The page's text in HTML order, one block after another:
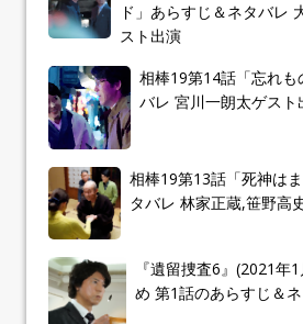
ド」あらすじ＆ネタバレ
スト出演
相棒19第14話「忘れも
バレ 宮川一朗太ゲスト
相棒19第13話「死神は
タバレ 林家正蔵,笹野高
『遺留捜査6』(2021年
め 第1話のあらすじ＆